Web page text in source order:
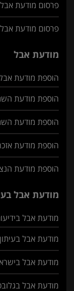
פרסום מודעת
פרסום מודעת
מודעת אבל
הוספת מודעת
הוספת מודעת
הוספת מודעת
הוספת מודעת
הוספת מודעת
מודעת אבל
מודעת אבל
מודעת אבל
מודעת אבל
מודעת אבל